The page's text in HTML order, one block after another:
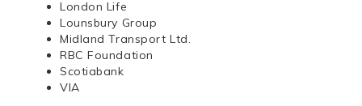
London Life
Lounsbury Group
Midland Transport Ltd.
RBC Foundation
Scotiabank
VIA